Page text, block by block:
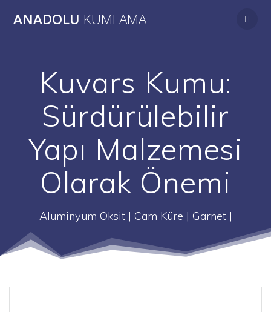
to
ANADOLU KUMLAMA
Kuvars Kumu:
Sürdürülebilir
Yapı Malzemesi
Olarak Önemi
Aluminyum Oksit | Cam Küre | Garnet |